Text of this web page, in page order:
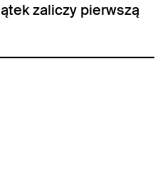
zaliczy pierwszą